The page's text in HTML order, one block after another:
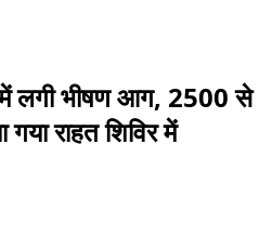
भीषण आग, 2500 से
गया राहत शिविर में